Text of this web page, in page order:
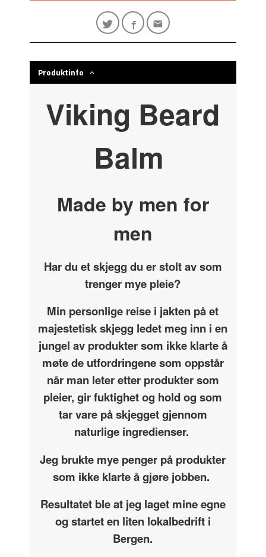
Produktinfo
Viking Beard
Balm
Made by men for
men
Har du et skjegg du er stolt av som
trenger mye pleie?
Min personlige reise i jakten på et
majestetisk skjegg ledet meg inn i en
jungel av produkter som ikke klarte å
møte de utfordringene som oppstår
når man leter etter produkter som
pleier, gir fuktighet og hold og som
tar vare på skjegget gjennom
naturlige ingredienser.
Jeg brukte mye penger på produkter
som ikke klarte å gjøre jobben.
Resultatet ble at jeg laget mine egne
og startet en liten lokalbedrift i
Bergen.